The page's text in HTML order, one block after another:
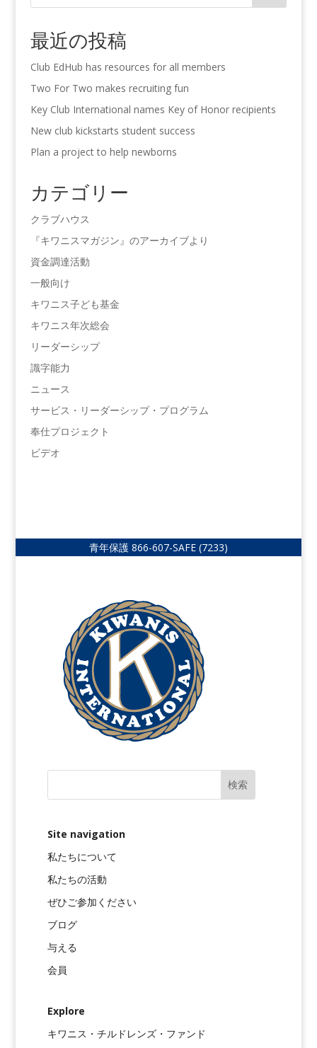
最近の投稿
Club EdHub has resources for all members
Two For Two makes recruiting fun
Key Club International names Key of Honor recipients
New club kickstarts student success
Plan a project to help newborns
カテゴリー
クラブハウス
『キワニスマガジン』のアーカイブより
資金調達活動
一般向け
キワニス子ども基金
キワニス年次総会
リーダーシップ
識字能力
ニュース
サービス・リーダーシップ・プログラム
奉仕プロジェクト
ビデオ
青年保護 866-607-SAFE (7233)
Site navigation
私たちについて
私たちの活動
ぜひご参加ください
ブログ
与える
会員
Explore
キワニス・チルドレンズ・ファンド